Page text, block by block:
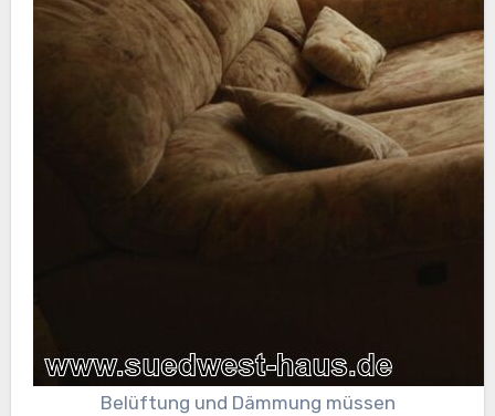
Belüftung und Dämmung müssen